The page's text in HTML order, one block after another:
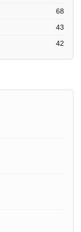
68
43
42